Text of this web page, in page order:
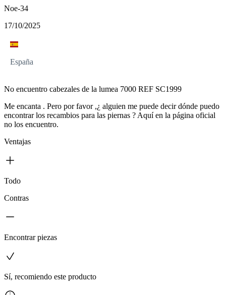
Noe-34
17/10/2025
España
No encuentro cabezales de la lumea 7000 REF SC1999
Me encanta . Pero por favor ,¿ alguien me puede decir dónde puedo
encontrar los recambios para las piernas ? Aquí en la página oficial
no los encuentro.
Ventajas
Todo
Contras
Encontrar piezas
Sí, recomiendo este producto